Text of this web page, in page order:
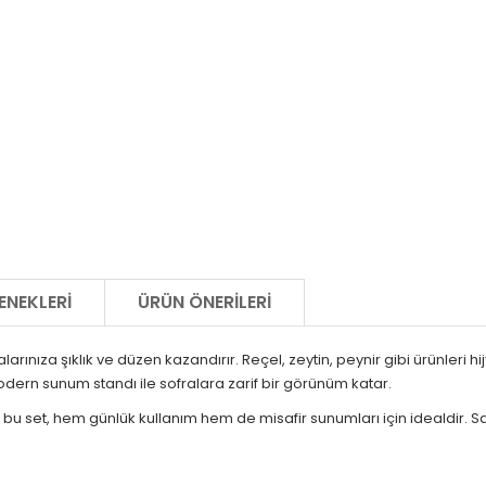
ÜRÜN ÖNERILERI
şıklık ve düzen kazandırır. Reçel, zeytin, peynir gibi
sunum standı ile sofralara zarif bir görünüm katar.
set, hem günlük kullanım hem de misafir sunumları için idealdir.